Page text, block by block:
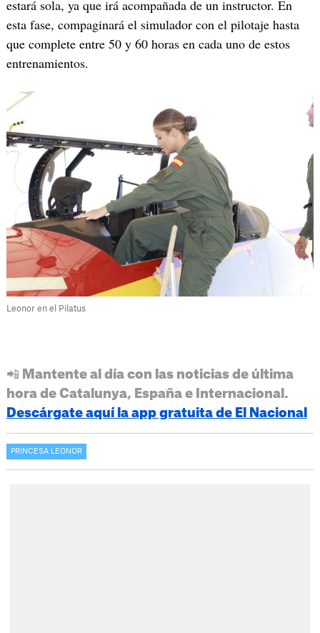
estará sola, ya que irá acompañada de un instructor. En
esta fase, compaginará el simulador con el pilotaje hasta
que complete entre 50 y 60 horas en cada uno de estos
entrenamientos.
Leonor en el Pilatus
📲 Mantente al día con las noticias de última
hora de Catalunya, España e Internacional.
Descárgate aquí la app gratuita de El Nacional
PRINCESA LEONOR